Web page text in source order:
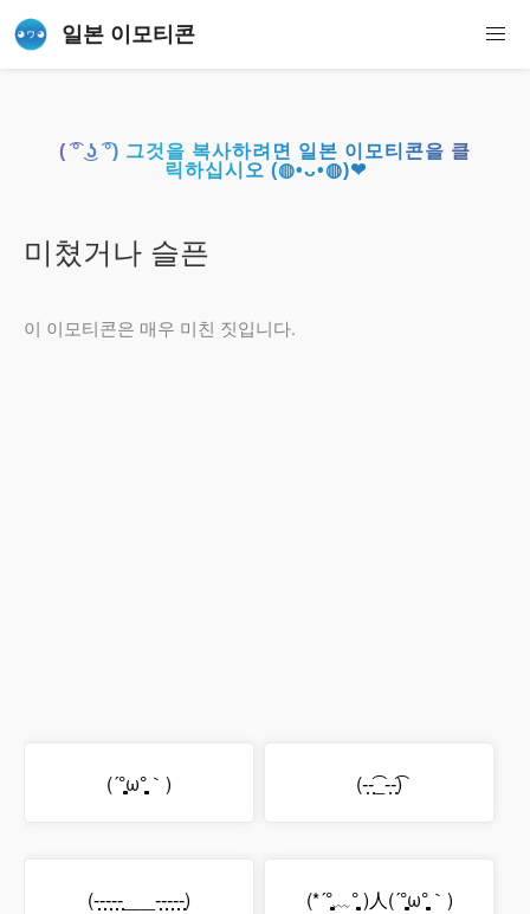
일본 이모티콘
( ͡° ͜ʖ ͡°) 그것을 복사하려면 일본 이모티콘을 클
릭하십시오 (◍•ᴗ•◍)❤
미쳤거나 슬픈
이 이모티콘은 매우 미친 짓입니다.
(´°̥̥̥̥̥̥̥̥ω°̥̥̥̥̥̥̥̥｀) (-̩̩-̩̩͡_-̩̩-̩̩͡)
(-̩̩̩-̩̩̩-̩̩̩-̩̩̩-̩̩̩___-̩̩̩-̩̩̩-̩̩̩-̩̩̩-̩̩̩) (*´°̥̥̥̥̥̥̥̥﹏°̥̥̥̥̥̥̥̥ )人(´°̥̥̥̥̥̥̥̥ω°̥̥̥̥̥̥̥̥｀)